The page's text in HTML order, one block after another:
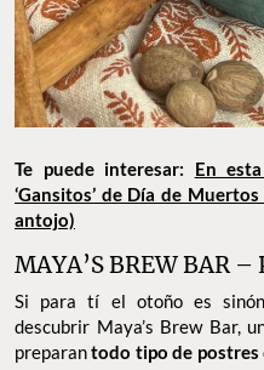
Te puede interesar: En
‘Gansitos’ de Día de
antojo)
MAYA’S BREW BAR
Si para tí el otoño es
descubrir Maya’s Brew Bar,
preparantodo tipo de postres